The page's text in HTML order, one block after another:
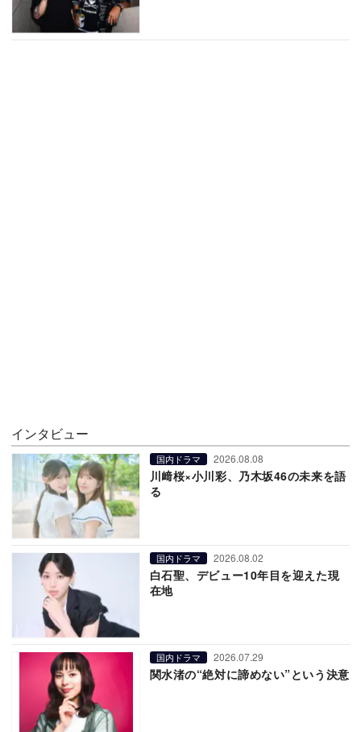
インタビュー
国内ドラマ 2026.08.08
川﨑桜×小川彩、乃木坂46の未来を語
る
国内ドラマ 2026.08.02
白石聖、デビュー10年目を迎えた現
在地
国内ドラマ 2026.07.29
関水渚の“絶対に諦めない”という決意